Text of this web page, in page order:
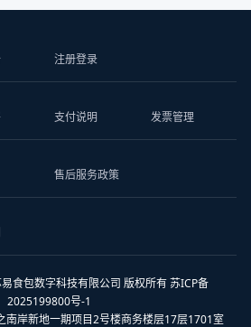
注册登录
支付说明 发票管理
售后服务政策
食包数字科技有限公司 版权所有 苏ICP备
2025199800号-1
南岸新地一期项目2号楼商务楼层17层1701室